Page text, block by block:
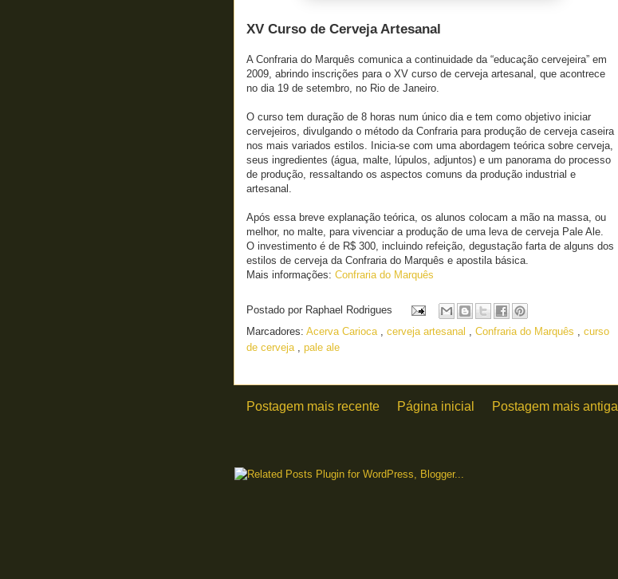
XV Curso de Cerveja Artesanal
A Confraria do Marquês comunica a continuidade da “educação cervejeira” em
2009, abrindo inscrições para o XV curso de cerveja artesanal, que acontrece
no dia 19 de setembro, no Rio de Janeiro.
O curso tem duração de 8 horas num único dia e tem como objetivo iniciar
cervejeiros, divulgando o método da Confraria para produção de cerveja caseira
nos mais variados estilos. Inicia-se com uma abordagem teórica sobre cerveja,
seus ingredientes (água, malte, lúpulos, adjuntos) e um panorama do processo
de produção, ressaltando os aspectos comuns da produção industrial e
artesanal.
Após essa breve explanação teórica, os alunos colocam a mão na massa, ou
melhor, no malte, para vivenciar a produção de uma leva de cerveja Pale Ale.
O investimento é de R$ 300, incluindo refeição, degustação farta de alguns dos
estilos de cerveja da Confraria do Marquês e apostila básica.
Mais informações: Confraria do Marquês
Postado por Raphael Rodrigues
Marcadores: Acerva Carioca , cerveja artesanal , Confraria do Marquês , curso
de cerveja , pale ale
Postagem mais recente Postagem mais antiga
Página inicial